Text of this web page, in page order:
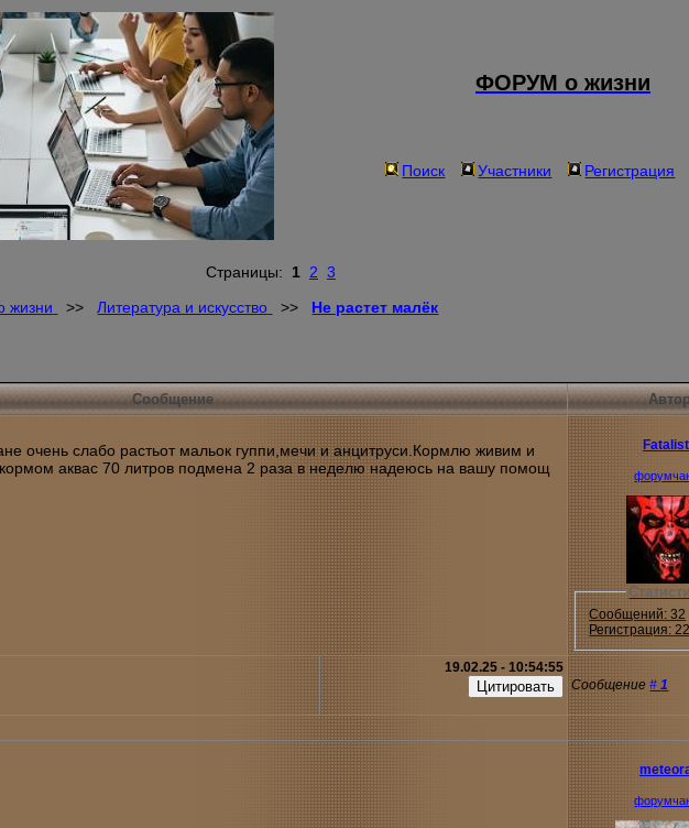
ФОРУМ о жизни
Поиск Участники Регистрация
Страницы: 1 2 3
>> Литература и искусство >> Не растет малёк
Сообщение
очень слабо растьот мальок гуппи,мечи и анцитруси.Кормлю живим и
аквас 70 литров подмена 2 раза в неделю надеюсь на вашу помощ
Fatalist
Сообщений: 32
Регистрация:
19.02.25 - 10:54:55
Сообщение#1